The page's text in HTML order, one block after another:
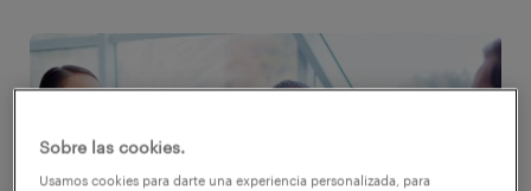
Sobre las cookies.
Usamos cookies para darte una experiencia personalizada, para